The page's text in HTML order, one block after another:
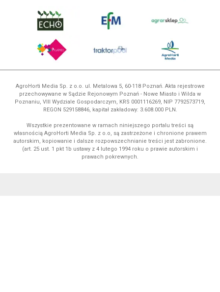
AgroHorti Media Sp. z o.o. ul. Metalowa 5, 60-118 Poznań. Akta rejestrowe
przechowywane w Sądzie Rejonowym Poznań - Nowe Miasto i Wilda w
Poznaniu, VIII Wydziale Gospodarczym, KRS 0001116269, NIP 7792573719,
REGON 529158846, kapitał zakładowy: 3.608.000 PLN.
Wszystkie prezentowane w ramach niniejszego portalu treści są
własnością AgroHorti Media Sp. z o.o, są zastrzeżone i chronione prawem
autorskim, kopiowanie i dalsze rozpowszechnianie treści jest zabronione.
(art. 25 ust. 1 pkt 1b ustawy z 4 lutego 1994 roku o prawie autorskim i
prawach pokrewnych.